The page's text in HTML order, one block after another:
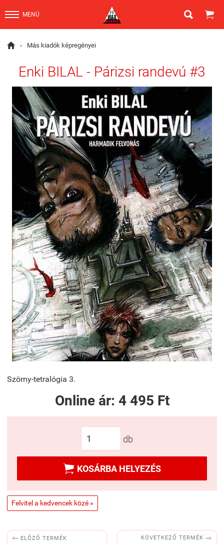
MENÜ  
 » Más kiadók képregényei
Enki BILAL - Párizsi randevú #3
Szörny-tetralógia 3.
Online ár: 4 495 Ft
db
 KOSÁRBA HELYEZÉS
Felvitel a kedvencek közé »
 ELŐZŐ TERMÉK KÖVETKEZŐ TERMÉK 